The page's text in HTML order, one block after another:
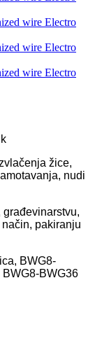
žice,
nudi
građevinarstvu,
pakiranju
BWG8-
BWG36